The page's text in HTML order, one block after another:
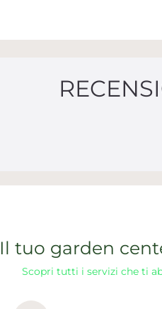
Il tuo garden
Scopri tutti i servizi che ti